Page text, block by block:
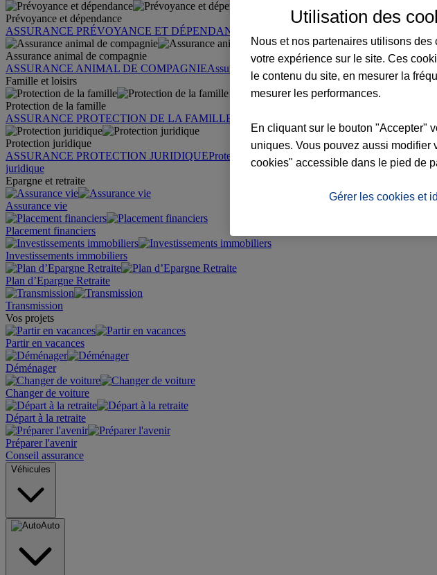
Prévoyance et dépendance
ASSURANCE PRÉVOYANCE ET DÉPENDANCE
Assurance animal de compagnie
ASSURANCE ANIMAL DE COMPAGNIEAssurance chien Assurance chat
Conseils animal de
Famille et loisirs
Protection de la famille
ASSURANCE PROTECTION DE LA FAMILLE
Protection juridique
ASSURANCE PROTECTION JURIDIQUEProtection juridique particuliers Protection juridique
juridique
Epargne et retraite
Assurance vie
Placement financiers
Investissements immobiliers
Plan d’Epargne Retraite
Transmission
Vos projets
Partir en vacances
Déménager
Changer de voiture
Départ à la retraite
Préparer l'avenir
Conseil assurance
Véhicules
Auto
Utilisation des
Nous et nos partenaires utilisons
votre expérience sur le site. Ces
le contenu du site, en mesurer la
mesurer les performances.
En cliquant sur le bouton "Accepter"
uniques. Vous pouvez aussi modifier
cookies" accessible dans le pied de
Gérer les cookies et